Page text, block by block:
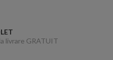
livrare GRATUIT